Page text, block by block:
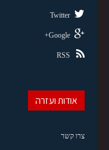
Twitter
Google+
RSS
אודות ועזרה
צרו קשר